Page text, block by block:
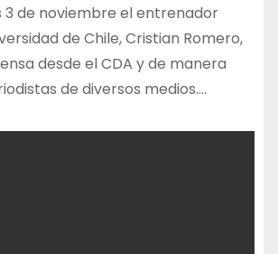
3 de noviembre el entrenador
de Chile, Cristian Romero,
desde el CDA y de manera
de diversos medios.…